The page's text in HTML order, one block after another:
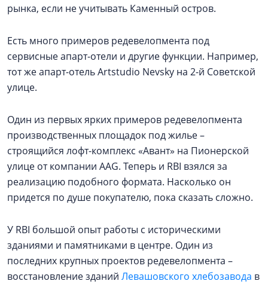
рынка, если не учитывать Каменный остров.
Есть много примеров редевелопмента под
сервисные апарт-отели и другие функции. Например,
тот же апарт-отель Artstudio Nevsky на 2-й Советской
улице.
Один из первых ярких примеров редевелопмента
производственных площадок под жилье –
строящийся лофт-комплекс «Авант» на Пионерской
улице от компании AAG. Теперь и RBI взялся за
реализацию подобного формата. Насколько он
придется по душе покупателю, пока сказать сложно.
У RBI большой опыт работы с историческими
зданиями и памятниками в центре. Один из
последних крупных проектов редевелопмента –
восстановление зданий Левашовского хлебозавода в